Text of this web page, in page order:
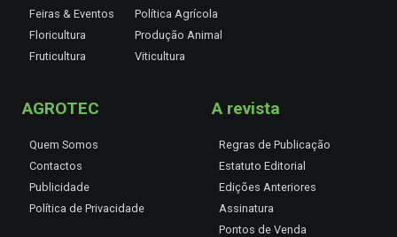
Feiras & Eventos
Floricultura
Fruticultura
Política Agrícola
Produção Animal
Viticultura
AGROTEC
Quem Somos
Contactos
Publicidade
Política de Privacidade
A revista
Regras de Publicação
Estatuto Editorial
Edições Anteriores
Assinatura
Pontos de Venda